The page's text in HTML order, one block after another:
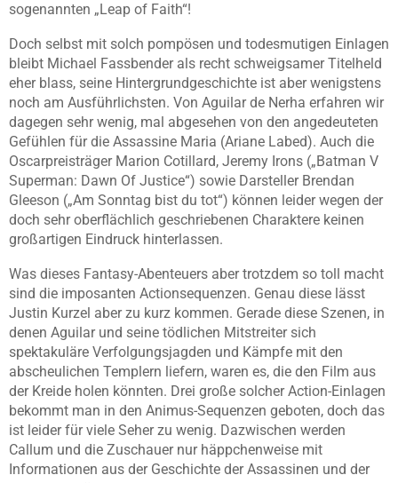
sogenannten „Leap of Faith“!
Doch selbst mit solch pompösen und todesmutigen Einlagen
bleibt Michael Fassbender als recht schweigsamer Titelheld
eher blass, seine Hintergrundgeschichte ist aber wenigstens
noch am Ausführlichsten. Von Aguilar de Nerha erfahren wir
dagegen sehr wenig, mal abgesehen von den angedeuteten
Gefühlen für die Assassine Maria (Ariane Labed). Auch die
Oscarpreisträger Marion Cotillard, Jeremy Irons („Batman V
Superman: Dawn Of Justice“) sowie Darsteller Brendan
Gleeson („Am Sonntag bist du tot“) können leider wegen der
doch sehr oberflächlich geschriebenen Charaktere keinen
großartigen Eindruck hinterlassen.
Was dieses Fantasy-Abenteuers aber trotzdem so toll macht
sind die imposanten Actionsequenzen. Genau diese lässt
Justin Kurzel aber zu kurz kommen. Gerade diese Szenen, in
denen Aguilar und seine tödlichen Mitstreiter sich
spektakuläre Verfolgungsjagden und Kämpfe mit den
abscheulichen Templern liefern, waren es, die den Film aus
der Kreide holen könnten. Drei große solcher Action-Einlagen
bekommt man in den Animus-Sequenzen geboten, doch das
ist leider für viele Seher zu wenig. Dazwischen werden
Callum und die Zuschauer nur häppchenweise mit
Informationen aus der Geschichte der Assassinen und der